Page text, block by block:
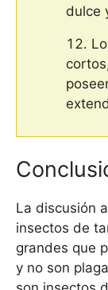
dulce
La discusión
insectos de
grandes que
y no son